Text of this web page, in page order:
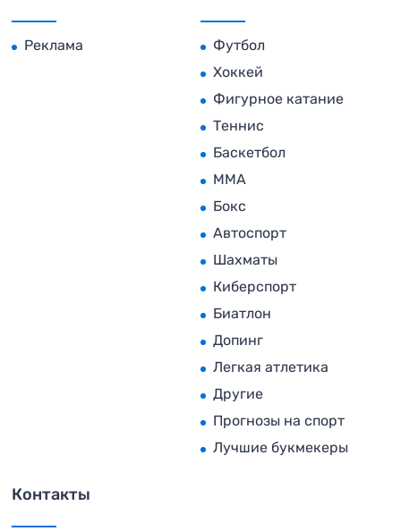
Реклама
Футбол
Хоккей
Фигурное катание
Теннис
Баскетбол
MMA
Бокс
Автоспорт
Шахматы
Киберспорт
Биатлон
Допинг
Легкая атлетика
Другие
Прогнозы на спорт
Лучшие букмекеры
Контакты